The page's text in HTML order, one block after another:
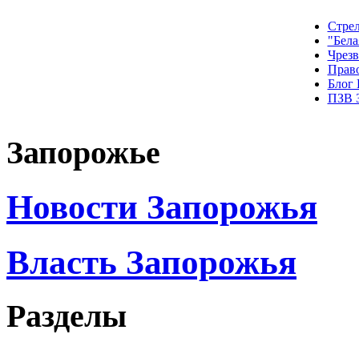
Блог
ПЗВ
Запорожье
Новости Запорожья
Власть Запорожья
Разделы